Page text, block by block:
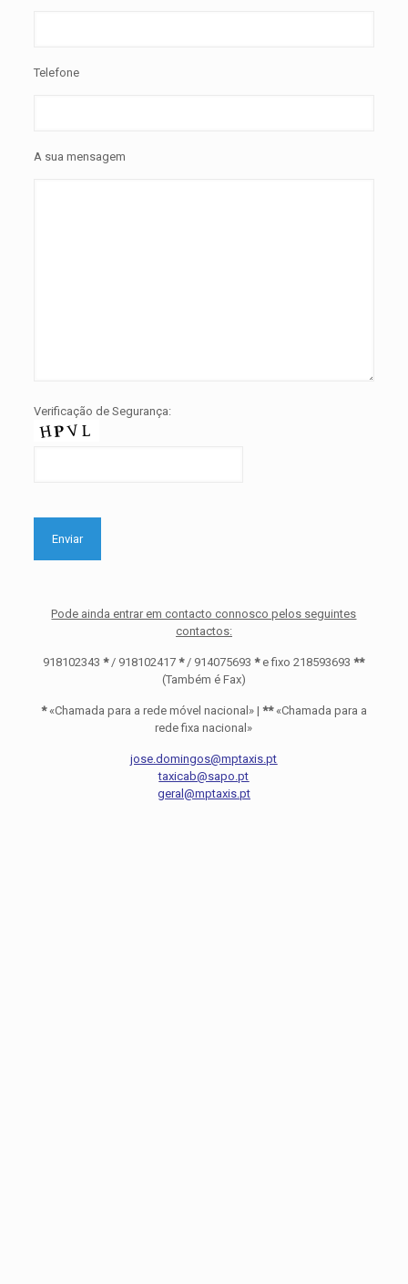
Telefone
A sua mensagem
Verificação de Segurança:
Pode ainda entrar em contacto connosco pelos seguintes
contactos:
918102343*/ 918102417*/ 914075693*e fixo 218593693**
(Também é Fax)
*«Chamada para a rede móvel nacional» | **«Chamada para a
rede fixa nacional»
jose.domingos@mptaxis.pt
taxicab@sapo.pt
geral@mptaxis.pt